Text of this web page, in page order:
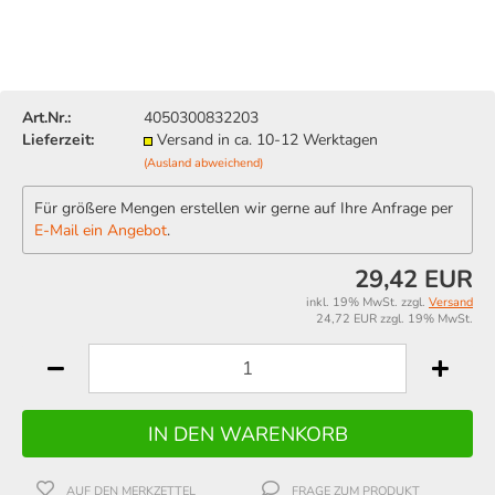
Art.Nr.:
4050300832203
Lieferzeit:
Versand in ca. 10-12 Werktagen
(Ausland abweichend)
Für größere Mengen erstellen wir gerne auf Ihre Anfrage per
E-Mail ein Angebot.
29,42 EUR
inkl. 19% MwSt. zzgl. Versand
24,72 EUR zzgl. 19% MwSt.
AUF DEN MERKZETTEL FRAGE ZUM PRODUKT